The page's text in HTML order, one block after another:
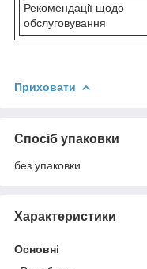
Рекомендації щодо
обслуговування
Приховати
Спосіб упаковки
без упаковки
Характеристики
Основні